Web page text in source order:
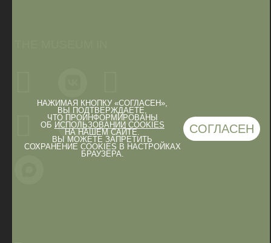
НАЖИМАЯ КНОПКУ «СОГЛАСЕН»,
ВЫ ПОДТВЕРЖДАЕТЕ,
ЧТО ПРОИНФОРМИРОВАНЫ
ОБ ИСПОЛЬЗОВАНИИ COOKIES
НА НАШЕМ САЙТЕ.
ВЫ МОЖЕТЕ ЗАПРЕТИТЬ
СОХРАНЕНИЕ COOKIES В НАСТРОЙКАХ
БРАУЗЕРА.
СОГЛАСЕН